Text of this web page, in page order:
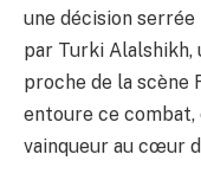
une décision serrée
par Turki Alalshikh,
proche de la scène
entoure ce
vainqueur au cœur